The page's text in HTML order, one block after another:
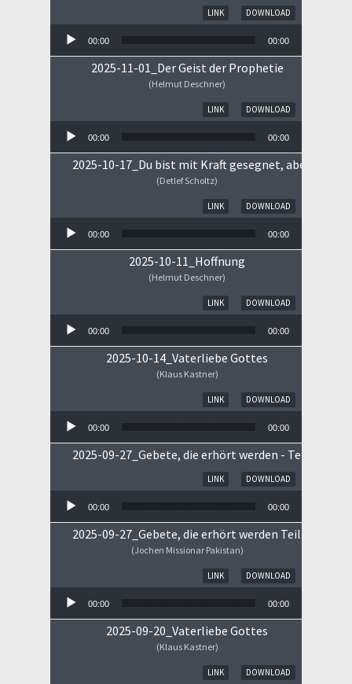
DOWNLOAD
LINK
00:00 00:00
2025-11-01_Der Geist der Prophetie
(Helmut Deschner)
DOWNLOAD
LINK
00:00 00:00
2025-10-17_Du bist mit Kraft gesegnet, aber ...
(Detlef Scholtz)
DOWNLOAD
LINK
00:00 00:00
2025-10-11_Hoffnung
(Helmut Deschner)
DOWNLOAD
LINK
00:00 00:00
2025-10-14_Vaterliebe Gottes
(Klaus Kastner)
DOWNLOAD
LINK
00:00 00:00
2025-09-27_Gebete, die erhört werden - Teil II
DOWNLOAD
LINK
00:00 00:00
2025-09-27_Gebete, die erhört werden Teil I
(Jochen Missionar Pakistan)
DOWNLOAD
LINK
00:00 00:00
2025-09-20_Vaterliebe Gottes
(Klaus Kastner)
DOWNLOAD
LINK